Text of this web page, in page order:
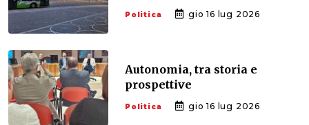
Politica gio 16 lug 2026
Autonomia, tra storia e
prospettive
Politica gio 16 lug 2026